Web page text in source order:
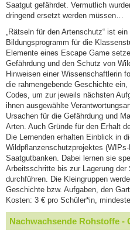
Saatgut gefährdet. Vermutlich
dringend ersetzt werden müssen…
„Rätseln für den Artenschutz“ ist
Bildungsprogramm für die
Elemente eines Escape Game
Gefährdung und den Schutz von
Hinweisen einer Wissenschaftlerin
die rahmengebende Geschichte
Codes, um zur jeweils nächsten
ihnen ausgewählte
Ursachen für die Gefährdung und
Arten. Auch Gründe für den Erhalt
Die Lernenden erhalten Einblick in
Wildpflanzenschutzprojektes
Saatgutbanken. Dabei lernen sie
Arbeitsschritte bis zur Lagerung
durchführen. Die Kleingruppen
Geschichte bzw. Aufgaben, den
Kosten: 3 € pro Schüler*in,
Nachwachsende Rohstoffe -